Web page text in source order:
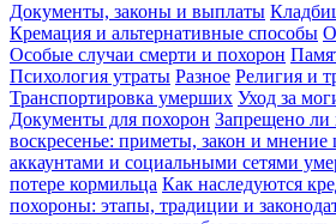
Документы, законы и выплаты
Кремация и альтернативные способы
Особые случаи смерти и похорон
Психология утраты Разное Религия и
Транспортировка умерших Уход за
Документы для похорон Запрещено ли
воскресенье: приметы, закон и мнение
аккаунтами и социальными сетями
потере кормильца Как наследуются
похороны: этапы, традиции и